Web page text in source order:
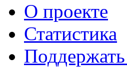
О проекте
Статистика